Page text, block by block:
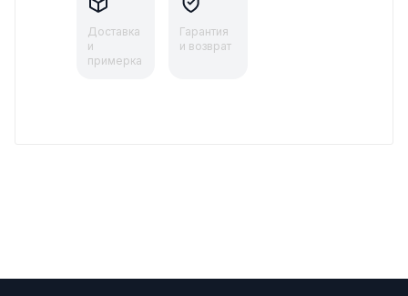
Доставка
и
примерка
Гарантия
и возврат